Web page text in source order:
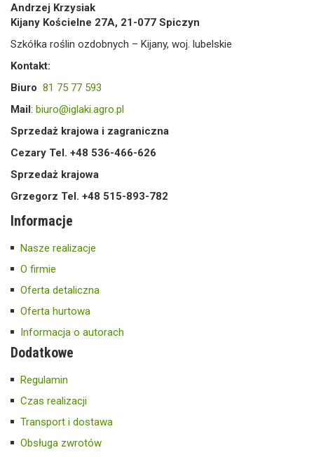
Andrzej Krzysiak
Kijany Kościelne 27A, 21-077 Spiczyn
Szkółka roślin ozdobnych – Kijany, woj. lubelskie
Kontakt:
Biuro 81 75 77 593
Mail: biuro@iglaki.agro.pl
Sprzedaż krajowa i zagraniczna
Cezary Tel. +48 536-466-626
Sprzedaż krajowa
Grzegorz Tel. +48 515-893-782
Informacje
Nasze realizacje
O firmie
Oferta detaliczna
Oferta hurtowa
Informacja o autorach
Dodatkowe
Regulamin
Czas realizacji
Transport i dostawa
Obsługa zwrotów